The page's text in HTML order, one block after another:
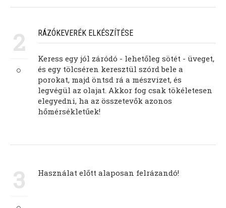
2 RÁZÓKEVERÉK ELKÉSZÍTÉSE
Keress egy jól záródó - lehetőleg sötét - üveget,
és egy tölcséren keresztül szórd bele a
porokat, majd öntsd rá a mészvizet, és
legvégül az olajat. Akkor fog csak tökéletesen
elegyedni, ha az összetevők azonos
hőmérsékletűek!
3 Használat előtt alaposan felrázandó!